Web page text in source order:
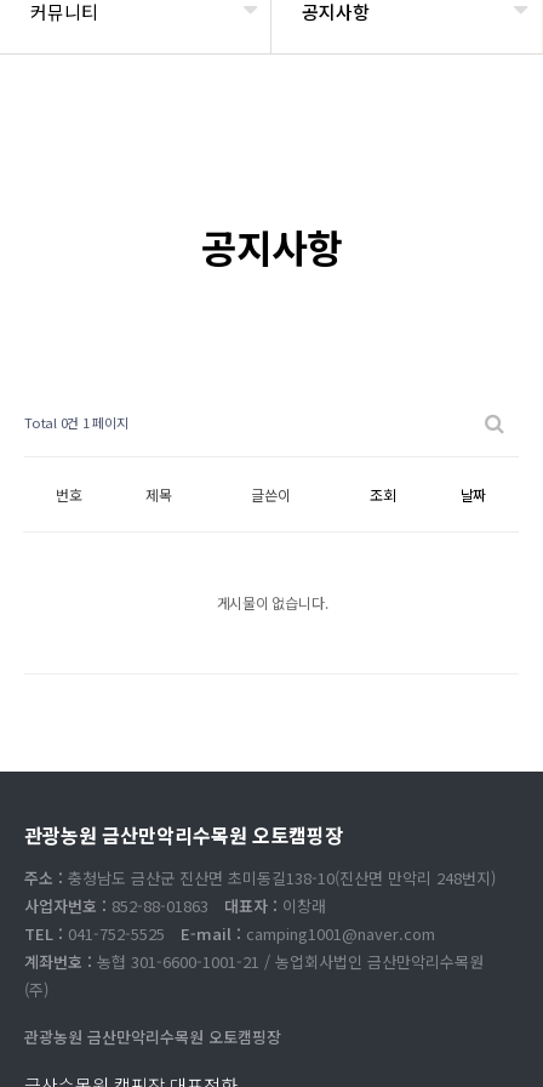
커뮤니티 공지사항
공지사항
Total 0건 1 페이지
번호 제목 글쓴이 조회 날짜
게시물이 없습니다.
관광농원 금산만악리수목원 오토캠핑장
주소 : 충청남도 금산군 진산면 초미동길138-10(진산면 만악리 248번지)
사업자번호 : 852-88-01863 대표자 : 이창래
TEL : 041-752-5525 E-mail : camping1001@naver.com
계좌번호 : 농협 301-6600-1001-21 / 농업회사법인 금산만악리수목원
(주)
관광농원 금산만악리수목원 오토캠핑장